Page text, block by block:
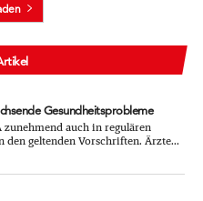
Gesundheitsprobleme
auch in regulären
geltenden Vorschriften. Ärzte...